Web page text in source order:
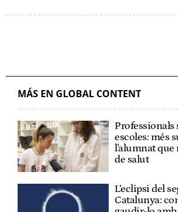
MÁS EN GLOBAL CONTENT
Professionals
escoles: més
l'alumnat que
de salut
L’eclipsi del
Catalunya: